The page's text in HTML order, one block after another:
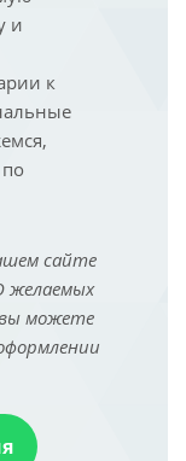
и
к
сайте
желаемых
можете